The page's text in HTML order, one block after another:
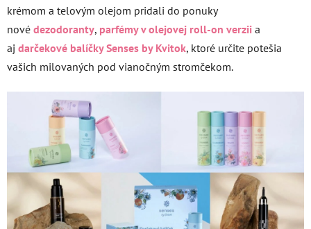
krémom a telovým olejom pridali do ponuky
nové dezodoranty, parfémy v olejovej roll-on verzii a
aj darčekové balíčky Senses by Kvitok, ktoré určite potešia
vašich milovaných pod vianočným stromčekom.